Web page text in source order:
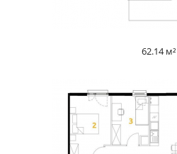
62.14 м²